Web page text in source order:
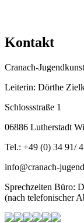
Kontakt
Cranach-
Leiterin: Dörthe
Schlossstraße 1
06886 Lutherstadt
Tel.: +49 (0) 34 91/
info@cranach-
Sprechzeiten Büro:
(nach telefonischer